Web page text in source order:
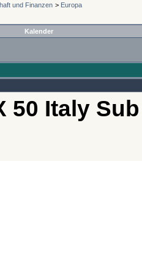
und Finanzen > Europa
Kalender
50 Italy